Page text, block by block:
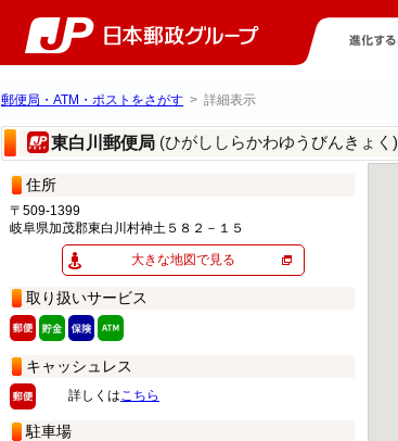
郵便局・ATM・ポストをさがす > 詳細表示
東白川郵便局 (ひがししらかわゆうびんきょく)
住所
〒509-1399
岐阜県加茂郡東白川村神土５８２－１５
大きな地図で見る
取り扱いサービス
キャッシュレス
詳しくはこちら
駐車場